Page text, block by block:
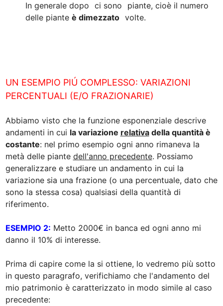
In generale dopo ci sono
piante, cioè il numero
delle piante è dimezzato volte.
UN ESEMPIO PIÚ COMPLESSO: VARIAZIONI
PERCENTUALI (E/O FRAZIONARIE)
Abbiamo visto che la funzione esponenziale descrive
andamenti in cui la variazione relativa della quantità è
costante: nel primo esempio ogni anno rimaneva la
metà delle piante dell'anno precedente. Possiamo
generalizzare e studiare un andamento in cui la
variazione sia una frazione (o una percentuale, dato che
sono la stessa cosa) qualsiasi della quantità di
ESEMPIO 2: Metto 2000€ in banca ed ogni anno mi
danno il 10% di interesse.
Prima di capire come la si ottiene, lo vedremo più sotto
in questo paragrafo, verifichiamo che l'andamento del
mio patrimonio è caratterizzato in modo simile al caso